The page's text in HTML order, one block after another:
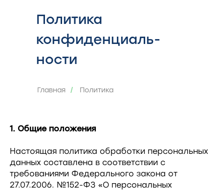
Политика
конфиденциаль-
ности
Главная / Политика
1. Общие положения
Настоящая политика обработки персональных
данных составлена в соответствии с
требованиями Федерального закона от
27.07.2006. №152-ФЗ «О персональных